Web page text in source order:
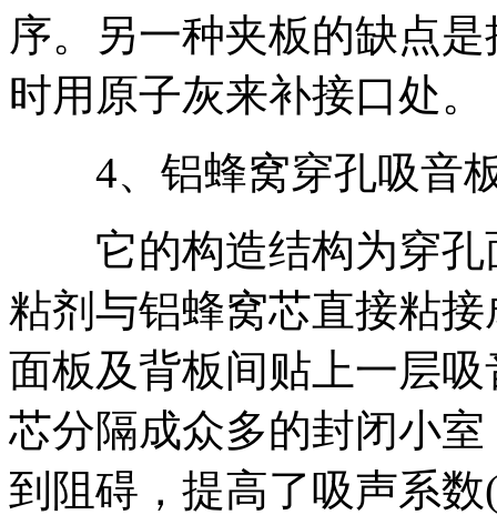
序。另一种夹板的缺点
时用原子灰来补接口处。
4、铝蜂窝穿孔吸音
它的构造结构为穿孔
粘剂与铝蜂窝芯直接粘
面板及背板间贴上一层
芯分隔成众多的封闭小
到阻碍，提高了吸声系